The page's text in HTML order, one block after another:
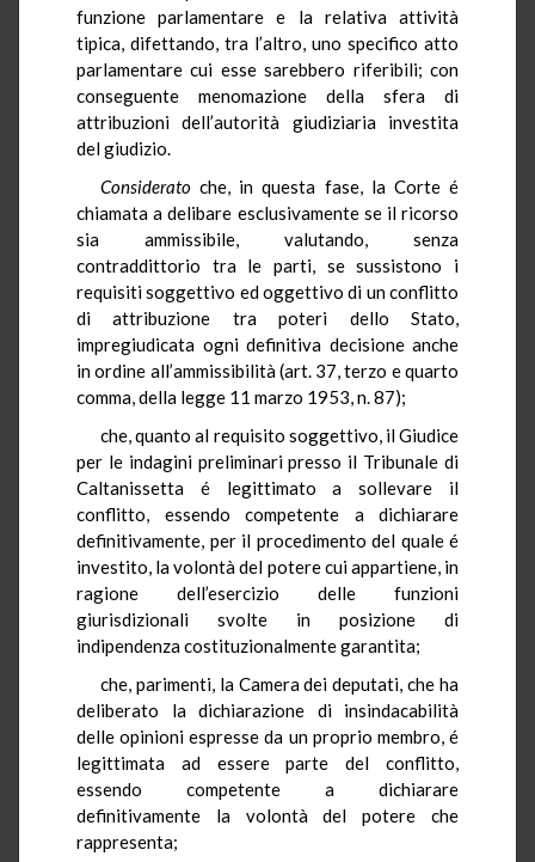
funzione parlamentare e la relativa attività
tipica, difettando, tra l’altro, uno specifico atto
parlamentare cui esse sarebbero riferibili; con
conseguente menomazione della sfera di
attribuzioni dell’autorità giudiziaria investita
del giudizio.
Considerato che, in questa fase, la Corte é
chiamata a delibare esclusivamente se il ricorso
sia ammissibile, valutando, senza
contraddittorio tra le parti, se sussistono i
requisiti soggettivo ed oggettivo di un conflitto
di attribuzione tra poteri dello Stato,
impregiudicata ogni definitiva decisione anche
in ordine all’ammissibilità (art. 37, terzo e quarto
comma, della legge 11 marzo 1953, n. 87);
che, quanto al requisito soggettivo, il Giudice
per le indagini preliminari presso il Tribunale di
Caltanissetta é legittimato a sollevare il
conflitto, essendo competente a dichiarare
definitivamente, per il procedimento del quale é
investito, la volontà del potere cui appartiene, in
ragione dell’esercizio delle funzioni
giurisdizionali svolte in posizione di
indipendenza costituzionalmente garantita;
che, parimenti, la Camera dei deputati, che ha
deliberato la dichiarazione di insindacabilità
delle opinioni espresse da un proprio membro, é
legittimata ad essere parte del conflitto,
essendo competente a dichiarare
definitivamente la volontà del potere che
rappresenta;